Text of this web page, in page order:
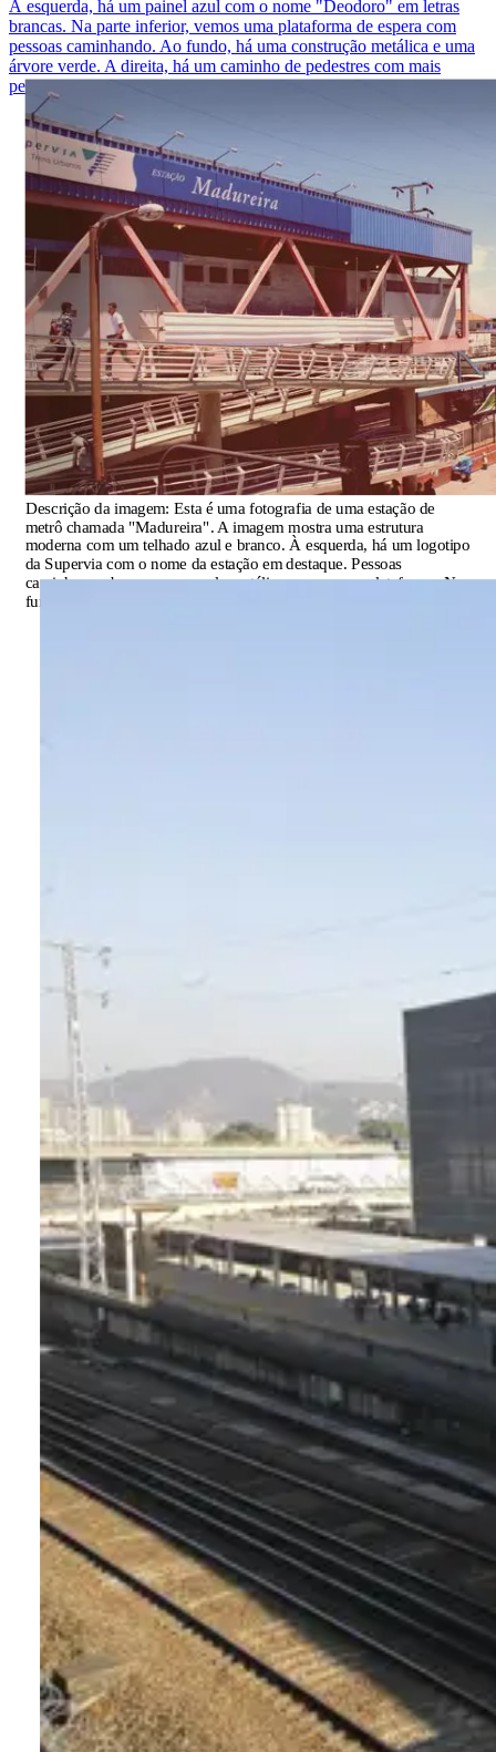
À esquerda, há um painel azul com o nome "Deodoro" em letras
brancas. Na parte inferior, vemos uma plataforma de espera com
pessoas caminhando. Ao fundo, há uma construção metálica e uma
árvore verde. A direita, há um caminho de pedestres com mais
pessoas caminhando.
Descrição da imagem: Esta é uma fotografia de uma estação de
metrô chamada "Madureira". A imagem mostra uma estrutura
moderna com um telhado azul e branco. À esquerda, há um logotipo
da Supervia com o nome da estação em destaque. Pessoas
caminham sobre uma passarela metálica que cruza a plataforma. No
fundo, há torres elétricas altas e um céu claro.